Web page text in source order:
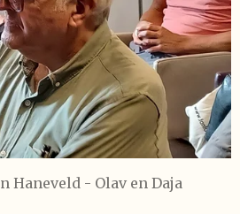
Haneveld - Olav en Daja